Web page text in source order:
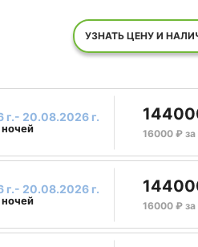
УЗНАТЬ ЦЕНУ И
г.- 20.08.2026 г.
16000 ₽ за
г.- 20.08.2026 г.
16000 ₽ за